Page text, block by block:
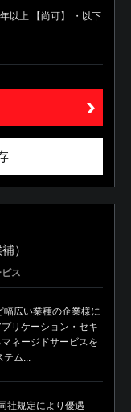
以上 【尚可】 ・以下
）
ス
幅広い業種の企業様に
リケーション・セキ
ネージドサービスを
テム...
社規定により優遇